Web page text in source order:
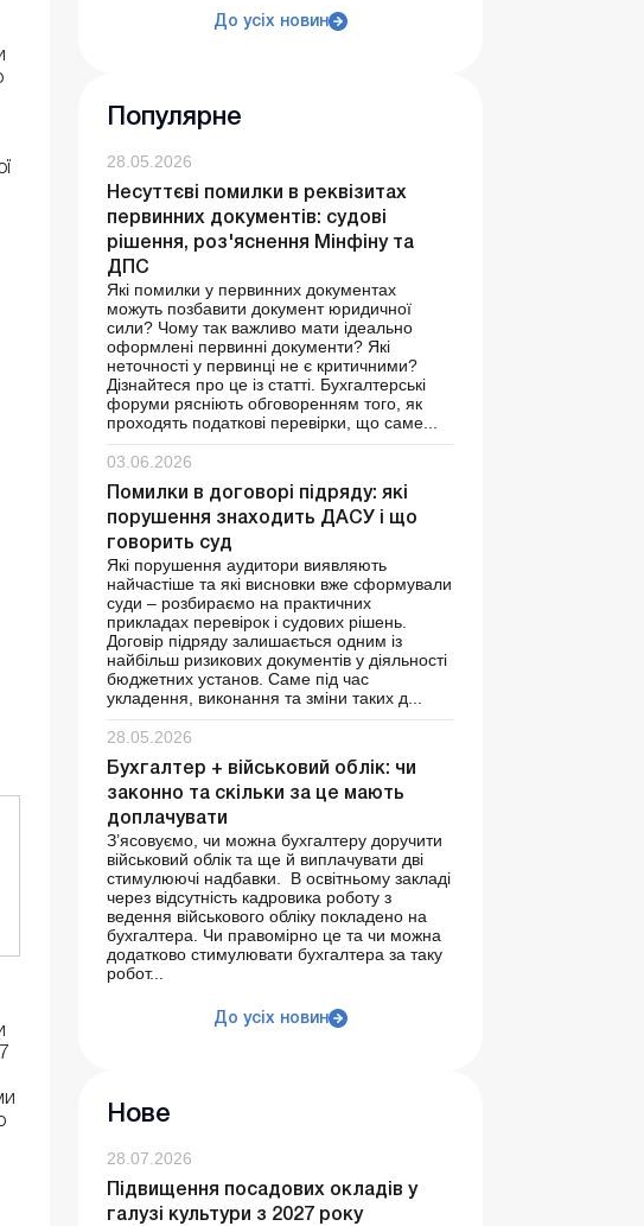
До усіх новин
Популярне
28.05.2026
Несуттєві помилки в реквізитах
первинних документів: судові
рішення, роз'яснення Мінфіну та
ДПС
Які помилки у первинних документах
можуть позбавити документ юридичної
сили? Чому так важливо мати ідеально
оформлені первинні документи? Які
неточності у первинці не є критичними?
Дізнайтеся про це із статті. Бухгалтерські
форуми рясніють обговоренням того, як
проходять податкові перевірки, що саме...
03.06.2026
Помилки в договорі підряду: які
порушення знаходить ДАСУ і що
говорить суд
Які порушення аудитори виявляють
найчастіше та які висновки вже сформували
суди – розбираємо на практичних
прикладах перевірок і судових рішень.
Договір підряду залишається одним із
найбільш ризикових документів у діяльності
бюджетних установ. Саме під час
укладення, виконання та зміни таких д...
28.05.2026
Бухгалтер + військовий облік: чи
законно та скільки за це мають
доплачувати
З’ясовуємо, чи можна бухгалтеру доручити
військовий облік та ще й виплачувати дві
стимулюючі надбавки. В освітньому закладі
через відсутність кадровика роботу з
ведення військового обліку покладено на
бухгалтера. Чи правомірно це та чи можна
додатково стимулювати бухгалтера за таку
робот...
До усіх новин
Нове
28.07.2026
Підвищення посадових окладів у
галузі культури з 2027 року